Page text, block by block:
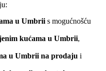
u Umbriis mogućnošću
kućama u Umbrii,
u Umbrii na prodaju i